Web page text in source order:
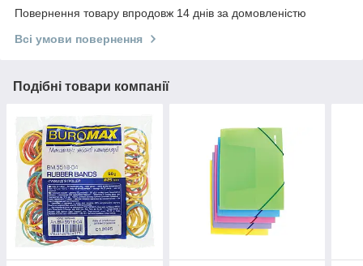
Повернення товару впродовж 14 днів за домовленістю
Всі умови повернення
Подібні товари компанії